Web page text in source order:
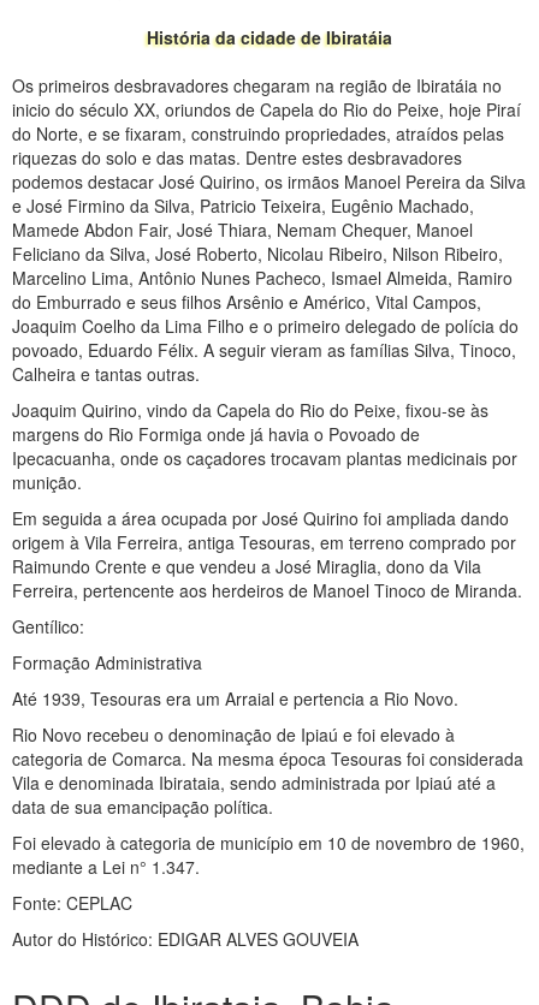
História da cidade de Ibiratáia
Os primeiros desbravadores chegaram na região de Ibiratáia no
inicio do século XX, oriundos de Capela do Rio do Peixe, hoje Piraí
do Norte, e se fixaram, construindo propriedades, atraídos pelas
riquezas do solo e das matas. Dentre estes desbravadores
podemos destacar José Quirino, os irmãos Manoel Pereira da Silva
e José Firmino da Silva, Patricio Teixeira, Eugênio Machado,
Mamede Abdon Fair, José Thiara, Nemam Chequer, Manoel
Feliciano da Silva, José Roberto, Nicolau Ribeiro, Nilson Ribeiro,
Marcelino Lima, Antônio Nunes Pacheco, Ismael Almeida, Ramiro
do Emburrado e seus filhos Arsênio e Américo, Vital Campos,
Joaquim Coelho da Lima Filho e o primeiro delegado de polícia do
povoado, Eduardo Félix. A seguir vieram as famílias Silva, Tinoco,
Calheira e tantas outras.
Joaquim Quirino, vindo da Capela do Rio do Peixe, fixou-se às
margens do Rio Formiga onde já havia o Povoado de
Ipecacuanha, onde os caçadores trocavam plantas medicinais por
munição.
Em seguida a área ocupada por José Quirino foi ampliada dando
origem à Vila Ferreira, antiga Tesouras, em terreno comprado por
Raimundo Crente e que vendeu a José Miraglia, dono da Vila
Ferreira, pertencente aos herdeiros de Manoel Tinoco de Miranda.
Gentílico:
Formação Administrativa
Até 1939, Tesouras era um Arraial e pertencia a Rio Novo.
Rio Novo recebeu o denominação de Ipiaú e foi elevado à
categoria de Comarca. Na mesma época Tesouras foi considerada
Vila e denominada Ibirataia, sendo administrada por Ipiaú até a
data de sua emancipação política.
Foi elevado à categoria de município em 10 de novembro de 1960,
mediante a Lei n° 1.347.
Fonte: CEPLAC
Autor do Histórico: EDIGAR ALVES GOUVEIA